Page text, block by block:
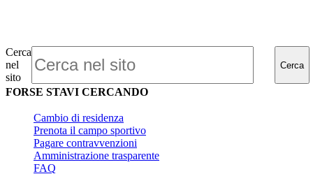
Cerca
nel
sito
Cerca
FORSE STAVI CERCANDO
Cambio di residenza
Prenota il campo sportivo
Pagare contravvenzioni
Amministrazione trasparente
FAQ